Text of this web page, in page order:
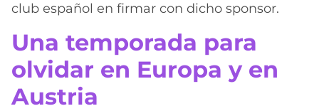
club español en firmar con dicho sponsor.
Una temporada para
olvidar en Europa y en
Austria